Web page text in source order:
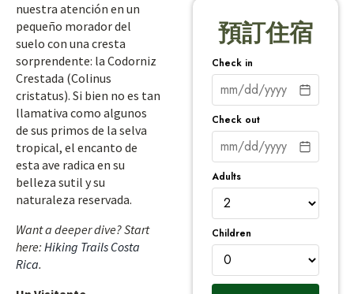
nuestra atención en un
pequeño morador del
suelo con una cresta
sorprendente: la Codorniz
Crestada (Colinus
cristatus). Si bien no es tan
llamativa como algunos
de sus primos de la selva
tropical, el encanto de
esta ave radica en su
belleza sutil y su
naturaleza reservada.
Want a deeper dive? Start
here: Hiking Trails Costa
Rica.
預訂住宿
Check in
Check out
Adults
Children